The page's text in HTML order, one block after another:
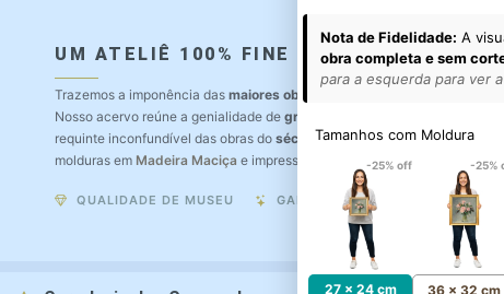
UM ATELIÊ 100% FINE ART
Trazemos a imponência das maiores obras de arte do mundo
Nosso acervo reúne a genialidade de grandes pintores renomados
requinte inconfundível das obras do século XIX. Produção artesanal em
molduras em Madeira Maciça e impressão com Pigmentação Mineral.
QUALIDADE DE MUSEU GARANTIA ETERNA
Nota de Fidelidade: A
obra completa e sem
para a esquerda para ver
Tamanhos com Moldura
-25% off
27 x 24 cm
-25%
36 x 32 cm